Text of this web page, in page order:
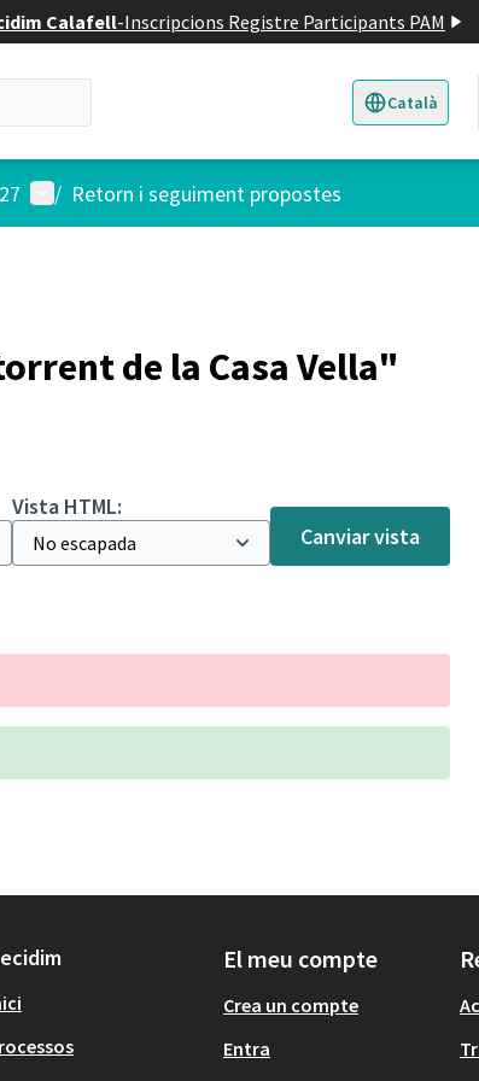
Calafell-Inscripcions Registre Participants PAM
Català
Triar la llengua
Menú d'usuari
/ Retorn i seguiment propostes
de la Casa Vella"
Vista HTML:
Canviar vista
El meu compte
Crea un compte
Entra